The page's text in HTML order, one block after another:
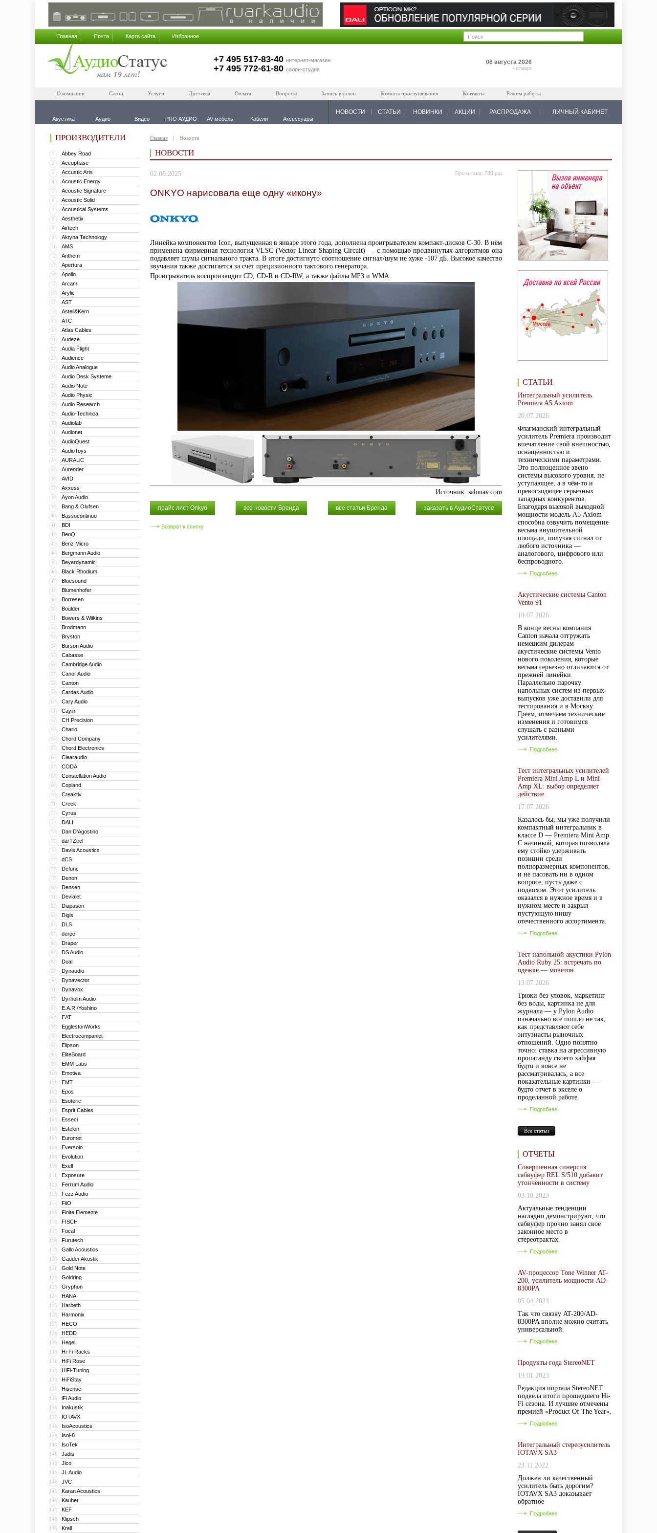
Главная Почта Карта сайта Избранное
+7 495 517-83-40 интернет-магазин
+7 495 772-61-80 салон-студия
06 августа 2026
четверг
О компании Салон Услуги Доставка Оплата Вопросы Запись в салон Комната прослушивания Контакты Режим работы
Акустика Аудио Видео PRO АУДИО AV-мебель Кабели Аксессуары
НОВОСТИ СТАТЬИ НОВИНКИ АКЦИИ РАСПРОДАЖА ЛИЧНЫЙ КАБИНЕТ
ПРОИЗВОДИТЕЛИ
1 Abbey Road
2 Accuphase
3 Accustic Arts
4 Acoustic Energy
5 Acoustic Signature
6 Acoustic Solid
7 Acoustical Systems
8 Aesthetix
9 Airtech
10 Aktyna Technology
11 AMS
12 Anthem
13 Apertura
14 Apollo
15 Arcam
16 Arylic
17 AST
18 Astell&Kern
19 ATC
20 Atlas Cables
21 Audeze
22 Audia Flight
23 Audience
24 Audio Analogue
25 Audio Desk Systeme
26 Audio Note
27 Audio Physic
28 Audio Research
29 Audio-Technica
30 Audiolab
31 Audionet
32 AudioQuest
33 AudioToys
34 AURALiC
35 Aurender
36 AVID
37 Axxess
38 Ayon Audio
39 Bang & Olufsen
40 Bassocontinuo
41 BDI
42 BenQ
43 Benz Micro
44 Bergmann Audio
45 Beyerdynamic
46 Black Rhodium
47 Bluesound
48 Blumenhofer
49 Borresen
50 Boulder
51 Bowers & Wilkins
52 Brodmann
53 Bryston
54 Burson Audio
55 Cabasse
56 Cambridge Audio
57 Canor Audio
58 Canton
59 Cardas Audio
60 Cary Audio
61 Cayin
62 CH Precision
63 Chario
64 Chord Company
65 Chord Electronics
66 Clearaudio
67 CODA
68 Constellation Audio
69 Copland
70 Creaktiv
71 Creek
72 Cyrus
73 DALI
74 Dan D’Agostino
75 darTZeel
76 Davis Acoustics
77 dCS
78 Defunc
79 Denon
80 Densen
81 Devialet
82 Diapason
83 Digis
84 DLS
85 dorpo
86 Draper
87 DS Audio
88 Dual
89 Dynaudio
90 Dynavector
91 Dynavox
92 Dyrholm Audio
93 E.A.R./Yoshino
94 EAT
95 EgglestonWorks
96 Electrocompaniet
97 Elipson
98 EliteBoard
99 EMM Labs
100 Emotiva
101 EMT
102 Epos
103 Esoteric
104 Esprit Cables
105 Esseci
106 Estelon
107 Euromet
108 Eversolo
109 Evolution
110 Exell
111 Exposure
112 Ferrum Audio
113 Fezz Audio
114 FiiO
115 Finite Elemente
116 FISCH
117 Focal
118 Furutech
119 Gallo Acoustics
120 Gauder Akustik
121 Gold Note
122 Goldring
123 Gryphon
124 HANA
125 Harbeth
126 Harmonix
127 HECO
128 HEDD
129 Hegel
130 Hi-Fi Racks
131 HiFi Rose
132 HiFi-Tuning
133 HiFiStay
134 Hisense
135 iFi Audio
136 Inakustik
137 IOTAVX
138 IsoAcoustics
139 Isol-8
140 IsoTek
141 Jadis
142 Jico
143 JL Audio
144 JVC
145 Karan Acoustics
146 Kauber
147 KEF
148 Klipsch
149 Krell
Главная Новости
НОВОСТИ
СТАТЬИ
Интегральный усилитель
Premiera A5 Axiom
20.07.2026
Флагманский интегральный
усилитель Premiera производит
впечатление свой внешностью,
оснащённостью и
техническими параметрами.
Это полноценное звено
системы высокого уровня, не
уступающее, а в чём-то и
превосходящее серьёзных
западных конкурентов.
Благодаря высокой выходной
мощности модель А5 Axiom
способна озвучить помещение
весьма внушительной
площади, получая сигнал от
любого источника —
аналогового, цифрового или
беспроводного.
Подробнее
Акустические системы Canton
Vento 91
19.07.2026
В конце весны компания
Canton начала отгружать
немецким дилерам
акустические системы Vento
нового поколения, которые
весьма серьезно отличаются от
прежней линейки.
Параллельно парочку
напольных систем из первых
выпусков уже доставили для
тестирования и в Москву.
Греем, отмечаем технические
изменения и готовимся
слушать с разными
усилителями.
Подробнее
Тест интегральных усилителей
Premiera Mini Amp L и Mini
Amp XL: выбор определяет
действие
17.07.2026
Казалось бы, мы уже получили
компактный интегральник в
классе D — Premiera Mini Amp.
С начинкой, которая позволяла
ему стойко удерживать
позиции среди
полноразмерных компонентов,
и не пасовать ни в одном
вопросе, пусть даже с
подвохом. Этот усилитель
оказался в нужное время и в
нужном месте и закрыл
пустующую нишу
отечественного ассортимента.
Подробнее
Тест напольной акустики Pylon
Audio Ruby 25: встречать по
одежке — моветон
13.07.2026
Трюки без уловок, маркетинг
без воды, картинка не для
журнала — у Pylon Audio
изначально все пошло не так,
как представляют себе
энтузиасты рыночных
отношений. Одно понятно
точно: ставка на агрессивную
пропаганду своего хайфая
будто и вовсе не
рассматривалась, а все
показательные картинки —
будто отчет в экселе о
проделанной работе.
Подробнее
Все статьи
ОТЧЕТЫ
Совершенная синергия:
сабвуфер REL S/510 добавит
утончённости в систему
03.10.2023
Актуальные тенденции
наглядно демонстрируют, что
сабвуфер прочно занял своё
законное место в
стереотрактах.
Подробнее
AV-процессор Tone Winner AT-
200, усилитель мощности AD-
8300PA
05.04.2023
Так что связку AT-200/AD-
8300PA вполне можно считать
универсальной.
Подробнее
Продукты года StereoNET
19.01.2023
Редакция портала StereoNET
подвела итоги прошедшего Hi-
Fi сезона. И лучшие отмечены
премией «Product Of The Year».
Подробнее
Интегральный стереоусилитель
IOTAVX SA3
23.11.2022
Должен ли качественный
усилитель быть дорогим?
IOTAVX SA3 доказывает
обратное
Подробнее
02.08.2025 Прочитано: 786 раз
ONKYO нарисовала еще одну «икону»
Линейка компонентов Icon, выпущенная в январе этого года, дополнена проигрывателем компакт-дисков C-30. В нём
применена фирменная технология VLSC (Vector Linear Shaping Circuit) — с помощью продвинутых алгоритмов она
подавляет шумы сигнального тракта. В итоге достигнуто соотношение сигнал/шум не хуже -107 дБ. Высокое качество
звучания также достигается за счет прецизионного тактового генератора.
Проигрыватель воспроизводит CD, CD-R и CD-RW, а также файлы MP3 и WMA.
Источник: salonav.com
прайс лист Onkyo все новости Бренда все статьи Бренда заказать в АудиоСтатусе
Возврат к списку